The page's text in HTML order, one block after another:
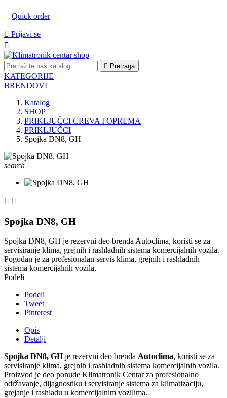
Quick order
 Prijavi se

 Pretraga
KATEGORIJE
BRENDOVI
Katalog
SHOP
PRIKLJUČCI CREVA I OPREMA
PRIKLJUČCI
Spojka DN8, GH
search
 
Spojka DN8, GH
Spojka DN8, GH je rezervni deo brenda Autoclima, koristi se za
servisiranje klima, grejnih i rashladnih sistema komercijalnih vozila.
Pogodan je za profesionalan servis klima, grejnih i rashladnih
sistema komercijalnih vozila.
Podeli
Podeli
Tweet
Pinterest
Opis
Detalji
Spojka DN8, GHje rezervni deo brenda Autoclima, koristi se za
servisiranje klima, grejnih i rashladnih sistema komercijalnih vozila.
Proizvod je deo ponude Klimatronik Centar za profesionalno
održavanje, dijagnostiku i servisiranje sistema za klimatizaciju,
grejanje i rashladu u komercijalnim vozilima.